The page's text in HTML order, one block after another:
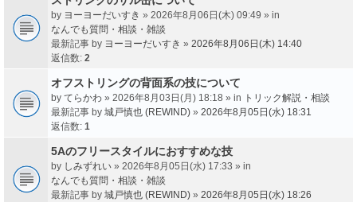
by ヨーヨーだいすき » 2026年8月06日(木) 09:49 » in
なんでも質問・相談・雑談
最新記事 by ヨーヨーだいすき » 2026年8月06日(木) 14:40
返信数: 2
オフストリングの背面系の技について
by てらかわ » 2026年8月03日(月) 18:18 » in トリック解説・相談
最新記事 by 城戸慎也 (REWIND) » 2026年8月05日(水) 18:31
返信数: 1
5Aのフリースタイルにおすすめな技
by しみずれい » 2026年8月05日(水) 17:33 » in
なんでも質問・相談・雑談
最新記事 by 城戸慎也 (REWIND) » 2026年8月05日(水) 18:26